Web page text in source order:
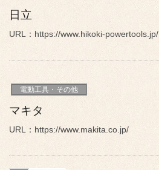
日立
URL：https://www.hikoki-powertools.jp/
電動工具・その他
マキタ
URL：https://www.makita.co.jp/